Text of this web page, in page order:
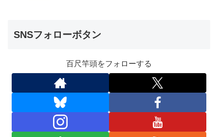
SNSフォローボタン
百尺竿頭をフォローする